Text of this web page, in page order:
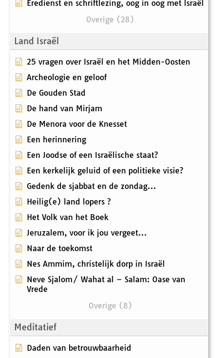
Eredienst en schriftlezing, oog in oog met Israël
Overige (28)
Land Israël
25 vragen over Israël en het Midden-Oosten
Archeologie en geloof
De Gouden Stad
De hand van Mirjam
De Menora voor de Knesset
Een herinnering
Een Joodse of een Israëlische staat?
Een kerkelijk geluid of een politieke visie?
Gedenk de sjabbat en de zondag...
Heilig(e) land lopers ?
Het Volk van het Boek
Jeruzalem, voor ik jou vergeet...
Naar de toekomst
Nes Ammim, christelijk dorp in Israël
Neve Sjalom/ Wahat al – Salam: Oase van
Vrede
Overige (8)
Meditatief
Daden van betrouwbaarheid